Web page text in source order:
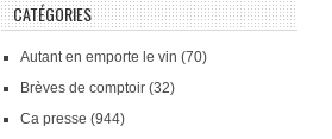
CATÉGORIES
Autant en emporte le vin (70)
Brèves de comptoir (32)
Ca presse (944)